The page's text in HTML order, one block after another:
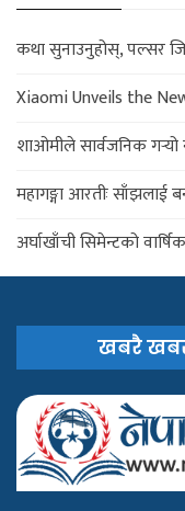
कथा सुनाउनुहोस्, पल्सर
Xiaomi Unveils the
शाओमीले सार्वजनिक
महागङ्गा आरतीः साँझलाई
अर्घाखाँची सिमेन्टको
खबरै